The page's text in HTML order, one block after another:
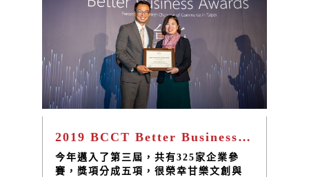
2019 BCCT Better Business Awards「Social Enterprise 社會企業獎」甘樂文創勇奪前三強
今年邁入了第三屆，共有325家企業參
賽，獎項分成五項，很榮幸甘樂文創與